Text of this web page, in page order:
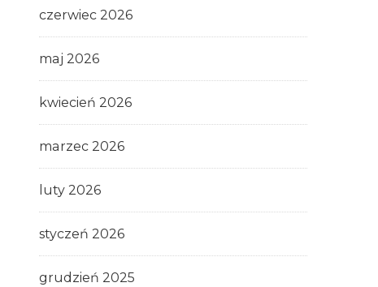
czerwiec 2026
maj 2026
kwiecień 2026
marzec 2026
luty 2026
styczeń 2026
grudzień 2025